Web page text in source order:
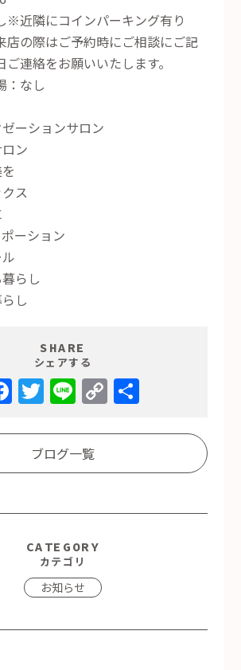
近隣にコインパーキング有り
の際はご予約時にご相談にご記
連絡をお願いいたします。
：なし
ーションサロン
ン
ス
ーション
らし
し
SHARE
シェアする
Facebook
Twitter
LineCopy
Link
ブログ一覧
CATEGORY
カテゴリ
お知らせ